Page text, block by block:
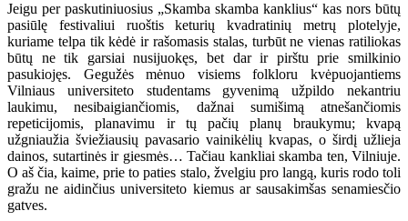
Jeigu per paskutiniuosius „Skamba skamba kanklius“ kas nors būtų
pasiūlę festivaliui ruoštis keturių kvadratinių metrų plotelyje,
kuriame telpa tik kėdė ir rašomasis stalas, turbūt ne vienas ratiliokas
būtų ne tik garsiai nusijuokęs, bet dar ir pirštu prie smilkinio
pasukiojęs. Gegužės mėnuo visiems folkloru kvėpuojantiems
Vilniaus universiteto studentams gyvenimą užpildo nekantriu
laukimu, nesibaigiančiomis, dažnai sumišimą atnešančiomis
repeticijomis, planavimu ir tų pačių planų braukymu; kvapą
užgniaužia šviežiausių pavasario vainikėlių kvapas, o širdį užlieja
dainos, sutartinės ir giesmės… Tačiau kankliai skamba ten, Vilniuje.
O aš čia, kaime, prie to paties stalo, žvelgiu pro langą, kuris rodo toli
gražu ne aidinčius universiteto kiemus ar sausakimšas senamiesčio
gatves.